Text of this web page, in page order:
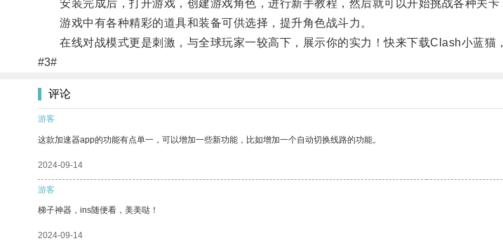
安装完成后，打开游戏，创建游戏角色，进行新手教程，然后就可以开始挑战各种关卡
游戏中有各种精彩的道具和装备可供选择，提升角色战斗力。
在线对战模式更是刺激，与全球玩家一较高下，展示你的实力！快来下载Clash小蓝猫
#3#
评论
游客
这款加速器app的功能有点单一，可以增加一些新功能，比如增加一个自动切换线路的功能。
2024-09-14
游客
梯子神器，ins随便看，美美哒！
2024-09-14